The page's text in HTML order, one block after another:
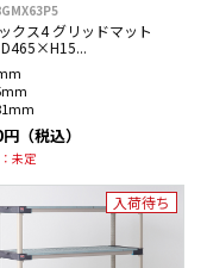
クス4 グリッドマット
（税込）
未定
入荷待ち